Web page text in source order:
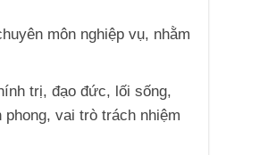
môn nghiệp vụ, nhằm
trị, đạo đức, lối sống,
vai trò trách nhiệm